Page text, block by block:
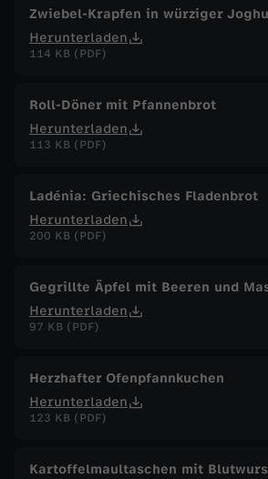
Zwiebel-Krapfen in würziger
Herunterladen
114 KB (PDF)
Roll-Döner mit Pfannenbrot
Herunterladen
113 KB (PDF)
Ladénia: Griechisches Fladenbrot
Herunterladen
200 KB (PDF)
Gegrillte Äpfel mit Beeren und
Herunterladen
97 KB (PDF)
Herzhafter Ofenpfannkuchen
Herunterladen
123 KB (PDF)
Kartoffelmaultaschen mit